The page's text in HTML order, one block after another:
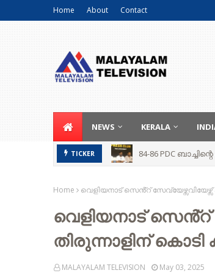
Home About Contact
NEWS KERALA
TICKER 84-86 PDC
Home വെളിയനാട് സെൻ്റ്
വെളിയനാട് സെൻ്റ്
തിരുന്നാളിന് കൊടി
MALAYALAM TELEVISION May 03, 2025